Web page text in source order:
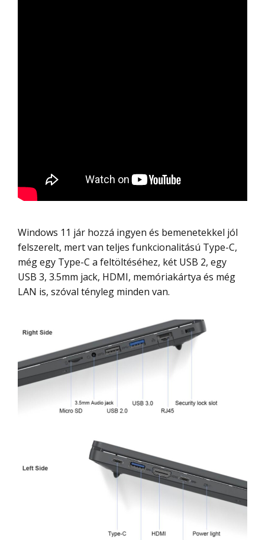
Windows 11 jár hozzá ingyen és bemenetekkel jól
felszerelt, mert van teljes funkcionalitású Type-C,
még egy Type-C a feltöltéséhez, két USB 2, egy
USB 3, 3.5mm jack, HDMI, memóriakártya és még
LAN is, szóval tényleg minden van.